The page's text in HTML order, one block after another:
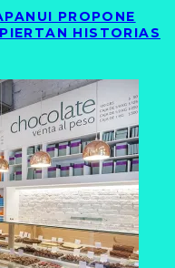
PROPONE
HISTORIAS